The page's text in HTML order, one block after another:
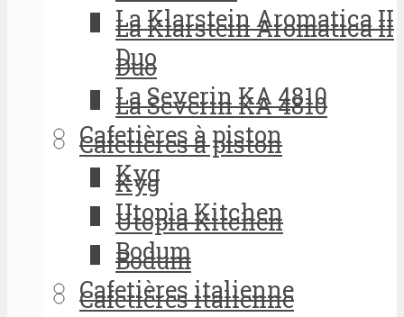
La Klarstein Aromatica II
Duo
La Severin KA 4810
Cafetières à piston
Kyg
Utopia Kitchen
Bodum
Cafetières italienne
La Klarstein Aromatica II
Duo
La Severin KA 4810
Cafetières à piston
Kyg
Utopia Kitchen
Bodum
Cafetières italienne